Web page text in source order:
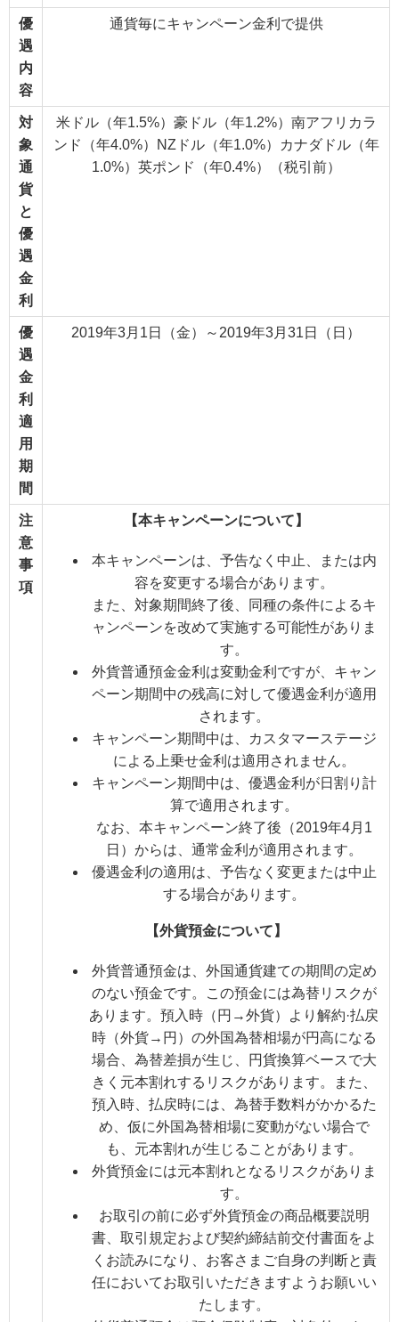
優
遇
内
容
通貨毎にキャンペーン金利で提供
対
象
通
貨
と
優
遇
金
利
米ドル（年1.5%）豪ドル（年1.2%）南アフリカラ
ンド（年4.0%）NZドル（年1.0%）カナダドル（年
1.0%）英ポンド（年0.4%）（税引前）
優
遇
金
利
適
用
期
間
2019年3月1日（金）～2019年3月31日（日）
注
意
事
項
【本キャンペーンについて】
本キャンペーンは、予告なく中止、または内
容を変更する場合があります。
また、対象期間終了後、同種の条件によるキ
ャンペーンを改めて実施する可能性がありま
す。
外貨普通預金金利は変動金利ですが、キャン
ペーン期間中の残高に対して優遇金利が適用
されます。
キャンペーン期間中は、カスタマーステージ
による上乗せ金利は適用されません。
キャンペーン期間中は、優遇金利が日割り計
算で適用されます。
なお、本キャンペーン終了後（2019年4月1
日）からは、通常金利が適用されます。
優遇金利の適用は、予告なく変更または中止
する場合があります。
【外貨預金について】
外貨普通預金は、外国通貨建ての期間の定め
のない預金です。この預金には為替リスクが
あります。預入時（円→外貨）より解約·払戻
時（外貨→円）の外国為替相場が円高になる
場合、為替差損が生じ、円貨換算ベースで大
きく元本割れするリスクがあります。また、
預入時、払戻時には、為替手数料がかかるた
め、仮に外国為替相場に変動がない場合で
も、元本割れが生じることがあります。
外貨預金には元本割れとなるリスクがありま
す。
お取引の前に必ず外貨預金の商品概要説明
書、取引規定および契約締結前交付書面をよ
くお読みになり、お客さまご自身の判断と責
任においてお取引いただきますようお願いい
たします。